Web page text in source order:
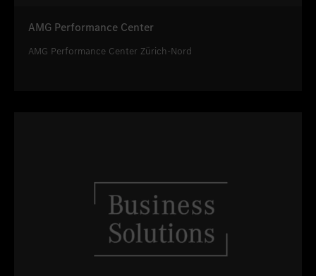
AMG Performance Center
AMG Performance Center Zürich-Nord